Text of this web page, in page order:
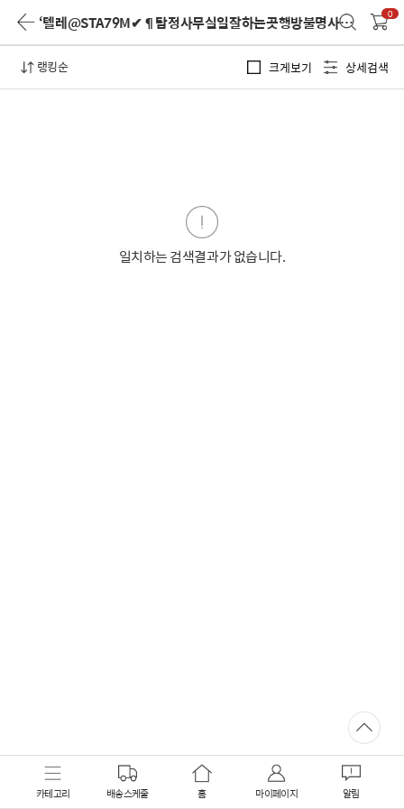
‘텔레@STA79M✔¶탐정사무실일잘하는곳행방불명사람찾기’ 검
0
랭킹순 크게보기 상세검색
일치하는 검색결과가 없습니다.
카테고리 배송스케줄 홈 마이페이지 알림